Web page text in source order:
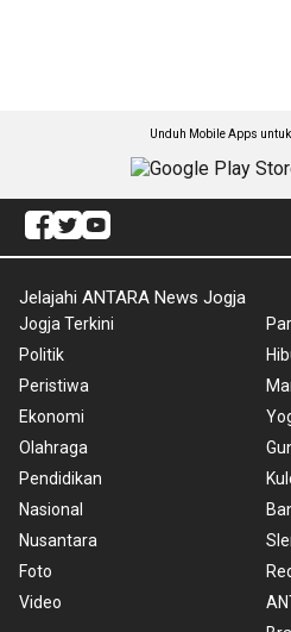
Unduh Mobile Apps
Jelajahi ANTARA News Jogja
Jogja Terkini
Politik
Peristiwa
Ekonomi
Olahraga
Pendidikan
Nasional
Nusantara
Foto
Video